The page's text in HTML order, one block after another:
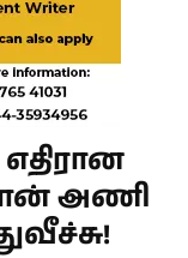
அணி